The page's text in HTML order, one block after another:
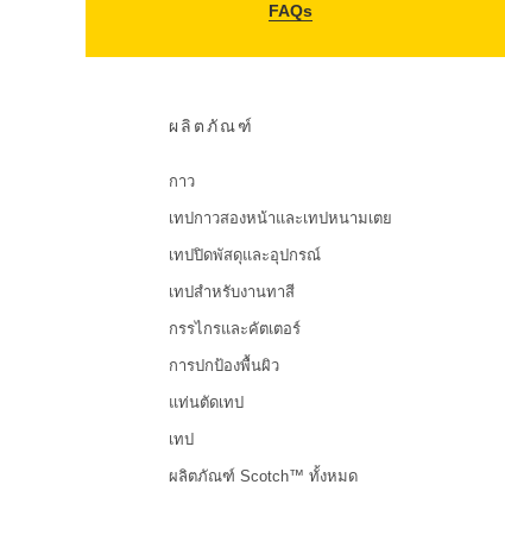
FAQs
ผลิตภัณฑ์
กาว
เทปกาวสองหน้าและเทปหนามเตย
เทปปิดพัสดุและอุปกรณ์
เทปสำหรับงานทาสี
กรรไกรและคัตเตอร์
การปกป้องพื้นผิว
แท่นตัดเทป
เทป
ผลิตภัณฑ์ Scotch™ ทั้งหมด